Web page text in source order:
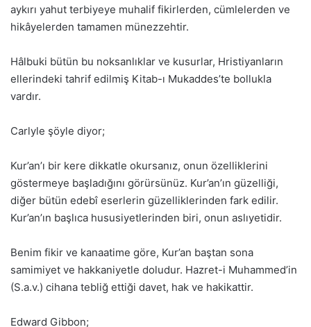
aykırı yahut terbiyeye muhalif fikirlerden, cümlelerden ve
hikâyelerden tamamen münezzehtir.
Hâlbuki bütün bu noksanlıklar ve kusurlar, Hristiyanların
ellerindeki tahrif edilmiş Kitab-ı Mukaddes’te bollukla
vardır.
Carlyle şöyle diyor;
Kur’an’ı bir kere dikkatle okursanız, onun özelliklerini
göstermeye başladığını görürsünüz. Kur’an’ın güzelliği,
diğer bütün edebî eserlerin güzelliklerinden fark edilir.
Kur’an’ın başlıca hususiyetlerinden biri, onun aslıyetidir.
Benim fikir ve kanaatime göre, Kur’an baştan sona
samimiyet ve hakkaniyetle doludur. Hazret-i Muhammed’in
(S.a.v.) cihana tebliğ ettiği davet, hak ve hakikattir.
Edward Gibbon;